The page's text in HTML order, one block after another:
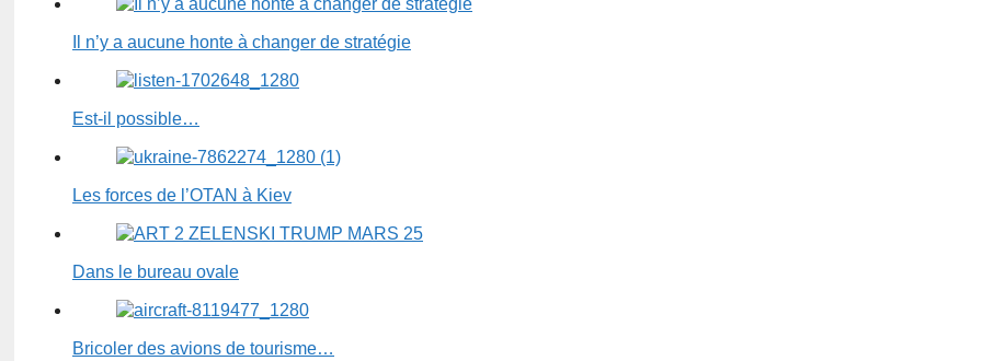
Il n’y a aucune honte à changer de stratégie
Est-il possible…
Les forces de l’OTAN à Kiev
Dans le bureau ovale
Bricoler des avions de tourisme…